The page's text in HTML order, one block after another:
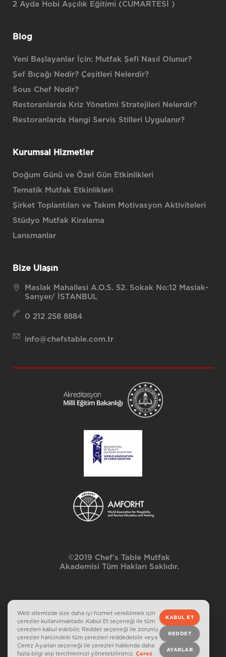
2 Ayda Hobi Aşçılık Eğitimi (CUMARTESİ )
Blog
Yeni Başlayanlar İçin: Mutfak Şefi Nasıl Olunur?
Şef Bıçağı Nedir? Çeşitleri Nelerdir?
Sous Chef Nedir?
Restoranlarda Kriz Yönetimi Stratejileri Nelerdir?
Restoranlarda Hangi Servis Stilleri Uygulanır?
Kurumsal Hizmetler
Doğum Günü ve Özel Gün Etkinlikleri
Tematik Mutfak Etkinlikleri
Şirket Toplantıları ve Takım Motivasyon Aktiviteleri
Stüdyo Mutfak Kiralama
Lansmanlar
Bize Ulaşın
Maslak Mahallesi A.O.S. 52. Sokak No:12 Maslak-
Sarıyer/ İSTANBUL
0 212 258 8884
info@chefstable.com.tr
©2019 Chef's Table Mutfak
Akademisi Tüm Hakları Saklıdır.
Web sitemizde size daha iyi hizmet verebilmek için
çerezler kullanılmaktadır. Kabul Et seçeneği ile tüm
çerezleri kabul edebilir, Reddet seçeneği ile zorunlu
çerezler haricindeki tüm çerezleri reddedebilir veya
Çerez Ayarları seçeneği ile çerezler hakkında daha
fazla bilgi alıp tercihlerinizi yönetebilirsiniz. Çerez
KABUL ET
REDDET
AYARLAR